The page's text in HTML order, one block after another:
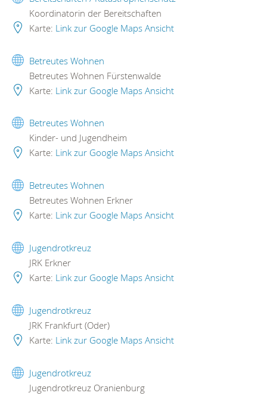
Koordinatorin der Bereitschaften
Karte: Link zur Google Maps Ansicht
Betreutes Wohnen
Betreutes Wohnen Fürstenwalde
Karte: Link zur Google Maps Ansicht
Betreutes Wohnen
Kinder- und Jugendheim
Karte: Link zur Google Maps Ansicht
Betreutes Wohnen
Betreutes Wohnen Erkner
Karte: Link zur Google Maps Ansicht
Jugendrotkreuz
JRK Erkner
Karte: Link zur Google Maps Ansicht
Jugendrotkreuz
JRK Frankfurt (Oder)
Karte: Link zur Google Maps Ansicht
Jugendrotkreuz
Jugendrotkreuz Oranienburg